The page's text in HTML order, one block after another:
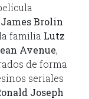
James Brolin
familia Lutz
Avenue,
de forma
seriales
Joseph